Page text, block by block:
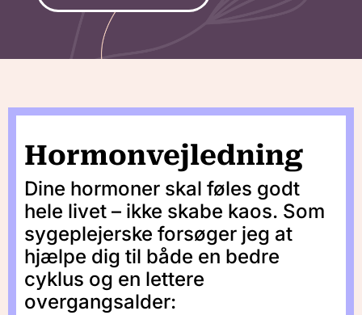
Hormonvejledning
Dine hormoner skal føles godt
hele livet – ikke skabe kaos. Som
sygeplejerske forsøger jeg at
hjælpe dig til både en bedre
cyklus og en lettere
overgangsalder: